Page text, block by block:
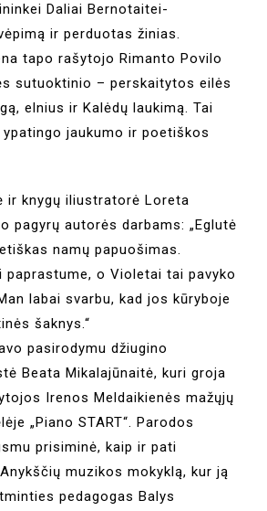
Daliai Bernotaitei-
ir perduotas žinias.
tapo rašytojo Rimanto Povilo
sutuoktinio – perskaitytos eilės
elnius ir Kalėdų laukimą. Tai
jaukumo ir poetiškos
ir knygų iliustratorė Loreta
pagyrų autorės darbams: „Eglutė
namų papuošimas.
paprastume, o Violetai tai pavyko
labai svarbu, kad jos kūryboje
šaknys.“
pasirodymu džiugino
Beata Mikalajūnaitė, kuri groja
Irenos Meldaikienės mažųjų
„Piano START“. Parodos
prisiminė, kaip ir pati
muzikos mokyklą, kur ją
pedagogas Balys